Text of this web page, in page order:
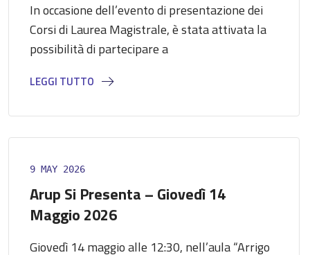
In occasione dell’evento di presentazione dei
Corsi di Laurea Magistrale, è stata attivata la
possibilità di partecipare a
LEGGI TUTTO
9 MAY 2026
Arup Si Presenta – Giovedì 14
Maggio 2026
Giovedì 14 maggio alle 12:30, nell’aula “Arrigo